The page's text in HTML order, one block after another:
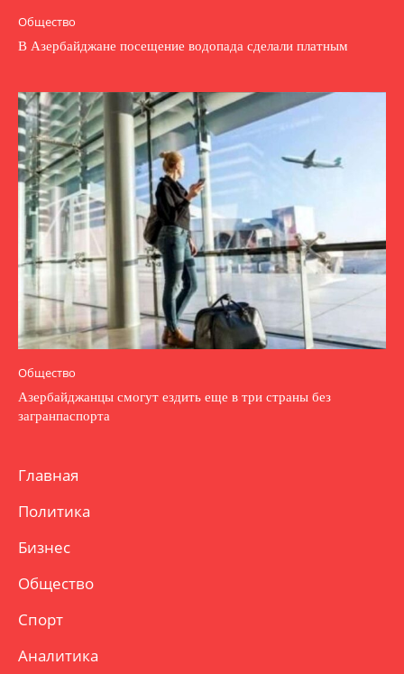
Общество
В Азербайджане посещение водопада сделали платным
Общество
Азербайджанцы смогут ездить еще в три страны без
загранпаспорта
Главная
Политика
Бизнес
Общество
Спорт
Аналитика